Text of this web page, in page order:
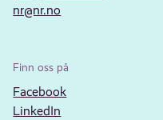
nr@nr.no
Finn oss på
Facebook
LinkedIn